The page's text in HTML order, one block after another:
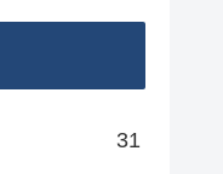
31